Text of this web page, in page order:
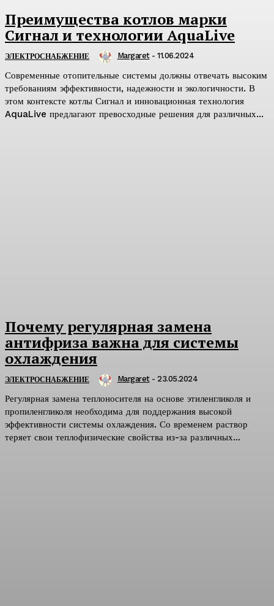
Преимущества котлов марки
Сигнал и технологии AquaLive
ЭЛЕКТРОСНАБЖЕНИЕ Margaret - 11.06.2024
Современные отопительные системы должны отвечать высоким
требованиям эффективности, надежности и экологичности. В
этом контексте котлы Сигнал и инновационная технология
AquaLive предлагают превосходные решения для различных...
Почему регулярная замена
антифриза важна для системы
охлаждения
ЭЛЕКТРОСНАБЖЕНИЕ Margaret - 23.05.2024
Регулярная замена теплоносителя на основе этиленгликоля и
пропиленгликоля необходима для поддержания высокой
эффективности системы охлаждения. Со временем раствор
теряет свои теплофизические свойства из-за различных...